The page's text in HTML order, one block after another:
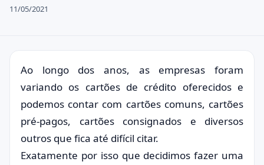
Empréstimo
Imóvel
Legal
11/05/2021
Ao longo dos anos, as empresas foram
variando os cartões de crédito oferecidos e
podemos contar com cartões comuns, cartões
pré-pagos, cartões consignados e diversos
outros que fica até difícil citar.
Exatamente por isso que decidimos fazer uma